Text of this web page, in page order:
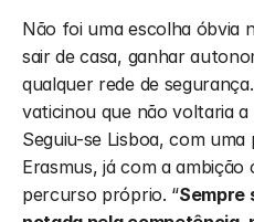
Não foi uma escolha óbvia
sair de casa, ganhar
qualquer rede de
vaticinou que não voltaria a
Seguiu-se Lisboa, com
Erasmus, já com a
percurso próprio. “Sempre